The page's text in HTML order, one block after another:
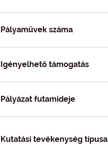
Pályaművek száma
Igényelhető támogatás
Pályázat futamideje
Kutatási tevékenység típusa